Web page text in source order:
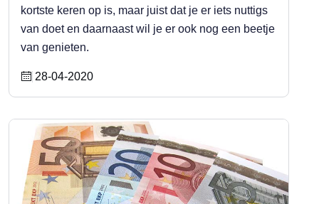
kortste keren op is, maar juist dat je er iets nuttigs
van doet en daarnaast wil je er ook nog een beetje
van genieten.
28-04-2020